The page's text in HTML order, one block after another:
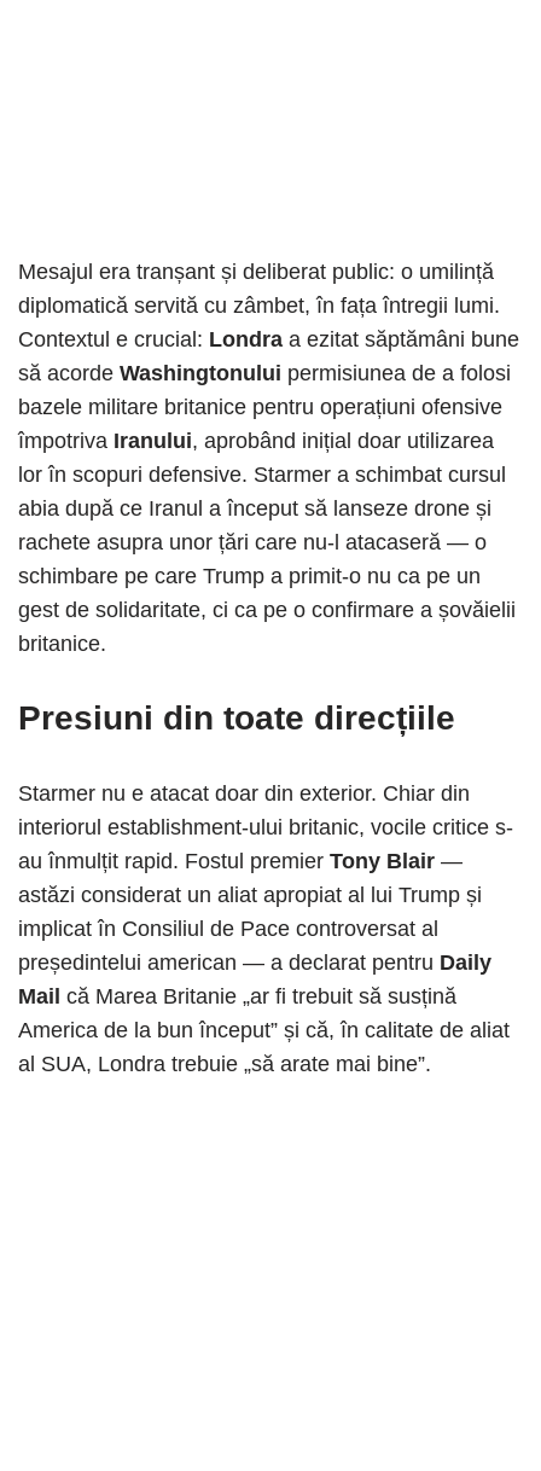
Mesajul era tranșant și deliberat public: o umilință
diplomatică servită cu zâmbet, în fața întregii lumi.
Contextul e crucial: Londra a ezitat săptămâni bune
să acorde Washingtonului permisiunea de a folosi
bazele militare britanice pentru operațiuni ofensive
împotriva Iranului, aprobând inițial doar utilizarea
lor în scopuri defensive. Starmer a schimbat cursul
abia după ce Iranul a început să lanseze drone și
rachete asupra unor țări care nu-l atacaseră — o
schimbare pe care Trump a primit-o nu ca pe un
gest de solidaritate, ci ca pe o confirmare a șovăielii
britanice.
Presiuni din toate direcțiile
Starmer nu e atacat doar din exterior. Chiar din
interiorul establishment-ului britanic, vocile critice s-
au înmulțit rapid. Fostul premier Tony Blair —
astăzi considerat un aliat apropiat al lui Trump și
implicat în Consiliul de Pace controversat al
președintelui american — a declarat pentru Daily
Mail că Marea Britanie „ar fi trebuit să susțină
America de la bun început” și că, în calitate de aliat
al SUA, Londra trebuie „să arate mai bine”.